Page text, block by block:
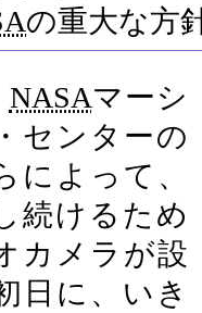
の重大な方
NASAマーシ
センターの
によって、
続けるため
カメラが設
日に、いき